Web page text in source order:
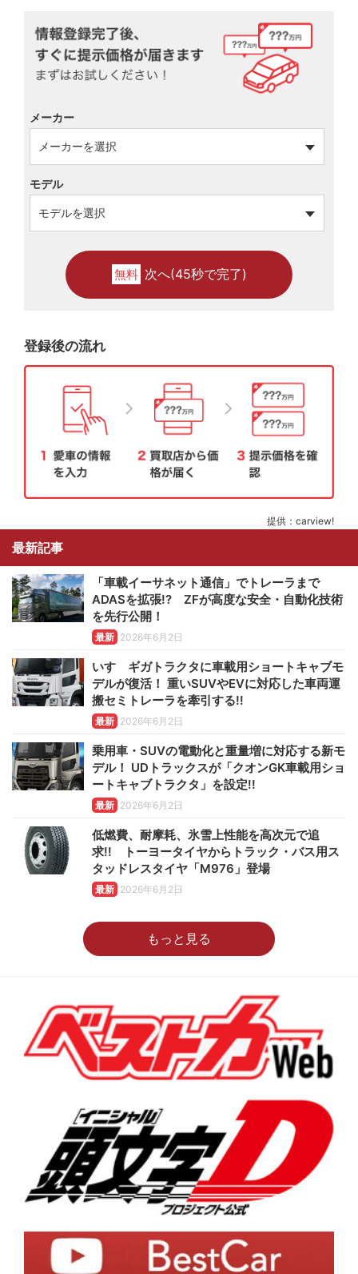
メーカー
モデル
無料 次へ(45秒で完了)
登録後の流れ
提供：carview!
最新記事
「車載イーサネット通信」でトレーラまで
ADASを拡張!? ZFが高度な安全・自動化技術
を先行公開！
最新 2026年6月2日
いすゞギガトラクタに車載用ショートキャブモ
デルが復活！ 重いSUVやEVに対応した車両運
搬セミトレーラを牽引する!!
最新 2026年6月2日
乗用車・SUVの電動化と重量増に対応する新モ
デル！ UDトラックスが「クオンGK車載用ショ
ートキャブトラクタ」を設定!!
最新 2026年6月2日
低燃費、耐摩耗、氷雪上性能を高次元で追
求!! トーヨータイヤからトラック・バス用ス
タッドレスタイヤ「M976」登場
最新 2026年6月2日
もっと見る